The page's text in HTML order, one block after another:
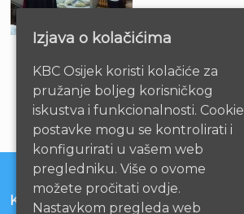
KONTAKT
Izjava o kolačićima
KBC Osijek koristi kolačiće za
pružanje boljeg korisničkog
iskustva i funkcionalnosti. Cookie
postavke mogu se kontrolirati i
konfigurirati u vašem web
pregledniku. Više o ovome
možete pročitati ovdje.
Nastavkom pregleda web